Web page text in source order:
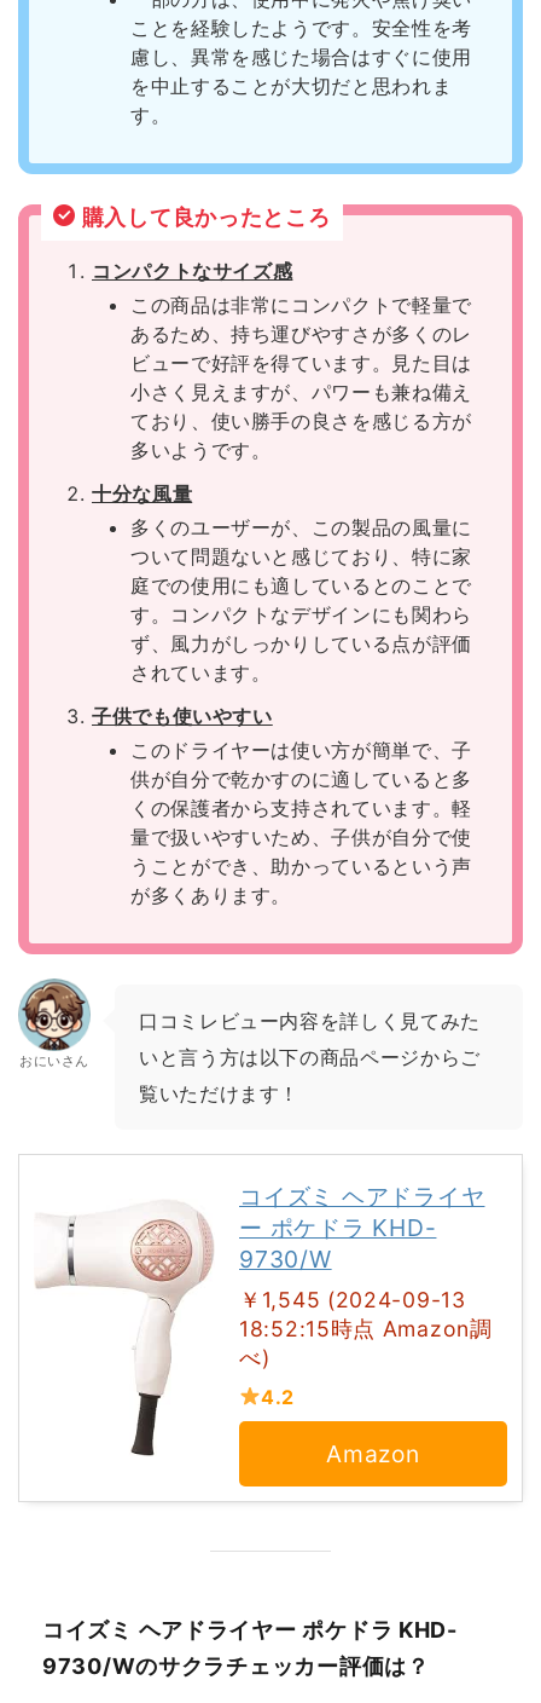
ことを経験したようです。安全性を考
慮し、異常を感じた場合はすぐに使用
を中止することが大切だと思われま
す。
購入して良かったところ
コンパクトなサイズ感
この商品は非常にコンパクトで軽量で
あるため、持ち運びやすさが多くのレ
ビューで好評を得ています。見た目は
小さく見えますが、パワーも兼ね備え
ており、使い勝手の良さを感じる方が
多いようです。
十分な風量
多くのユーザーが、この製品の風量に
ついて問題ないと感じており、特に家
庭での使用にも適しているとのことで
す。コンパクトなデザインにも関わら
ず、風力がしっかりしている点が評価
されています。
子供でも使いやすい
このドライヤーは使い方が簡単で、子
供が自分で乾かすのに適していると多
くの保護者から支持されています。軽
量で扱いやすいため、子供が自分で使
うことができ、助かっているという声
が多くあります。
おにいさん
口コミレビュー内容を詳しく見てみた
いと言う方は以下の商品ページからご
覧いただけます！
コイズミ ヘアドライヤ
ー ポケドラ KHD-
9730/W
￥1,545 (2024-09-13
18:52:15時点 Amazon調
べ)
4.2
Amazon
コイズミ ヘアドライヤー ポケドラ KHD-
9730/Wのサクラチェッカー評価は？